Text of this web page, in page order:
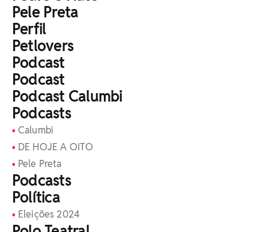
Pele Preta
Perfil
Petlovers
Podcast
Podcast
Podcast Calumbi
Podcasts
Calumbi
DE HOJE A OITO
Pele Preta
Podcasts
Política
Eleições 2024